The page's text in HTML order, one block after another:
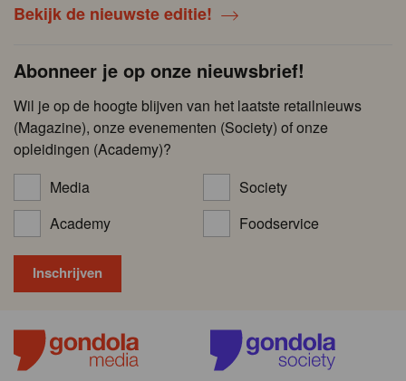
Bekijk de nieuwste editie!
Abonneer je op onze nieuwsbrief!
Wil je op de hoogte blijven van het laatste retailnieuws
(Magazine), onze evenementen (Society) of onze
opleidingen (Academy)?
Media
Society
Academy
Foodservice